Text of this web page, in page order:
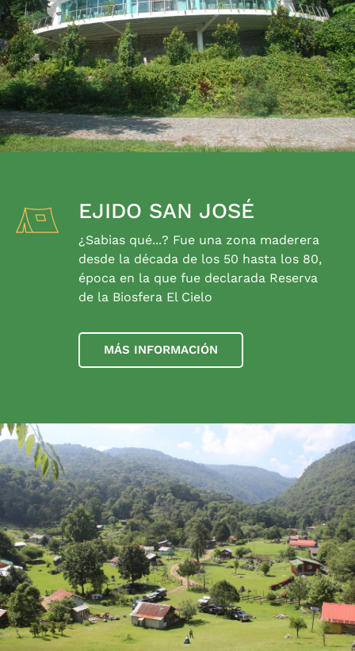
EJIDO SAN JOSÉ
¿Sabias qué...? Fue una zona maderera
desde la década de los 50 hasta los 80,
época en la que fue declarada Reserva
de la Biosfera El Cielo
MÁS INFORMACIÓN